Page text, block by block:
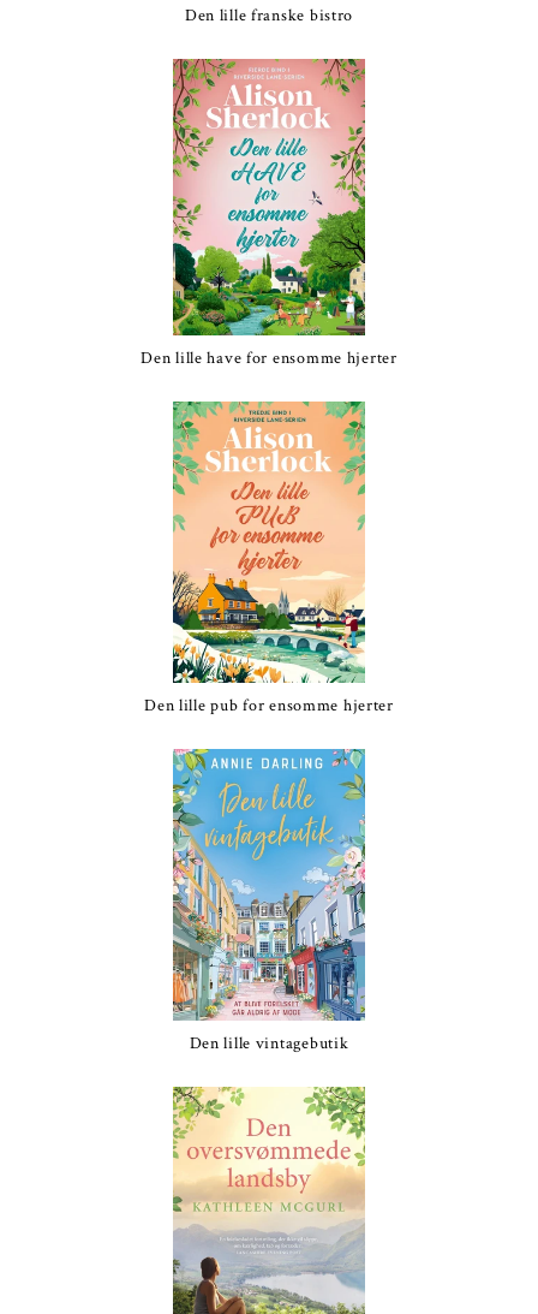
Den lille franske bistro
Den lille have for ensomme hjerter
Den lille pub for ensomme hjerter
Den lille vintagebutik